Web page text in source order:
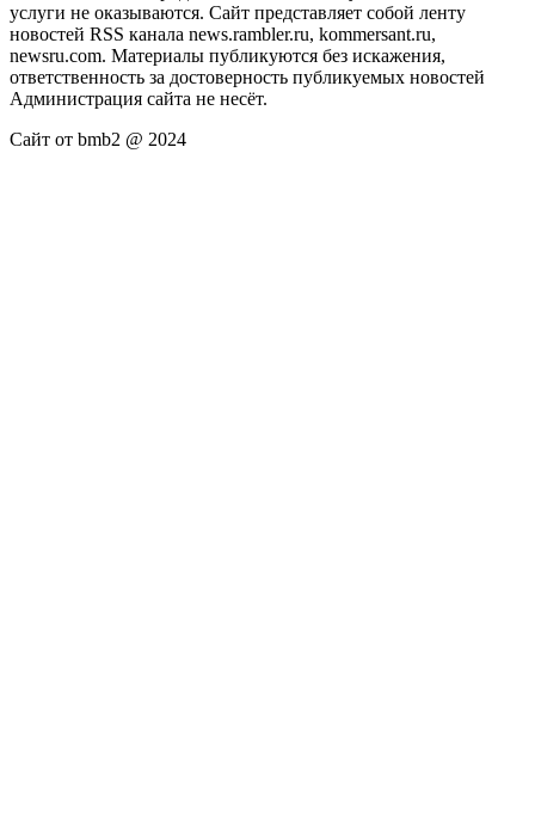
услуги не оказываются. Сайт представляет собой ленту
новостей RSS канала news.rambler.ru, kommersant.ru,
newsru.com. Материалы публикуются без искажения,
ответственность за достоверность публикуемых новостей
Администрация сайта не несёт.
Сайт от bmb2 @ 2024